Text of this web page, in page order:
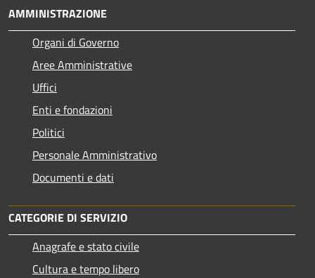
AMMINISTRAZIONE
Organi di Governo
Aree Amministrative
Uffici
Enti e fondazioni
Politici
Personale Amministrativo
Documenti e dati
CATEGORIE DI SERVIZIO
Anagrafe e stato civile
Cultura e tempo libero